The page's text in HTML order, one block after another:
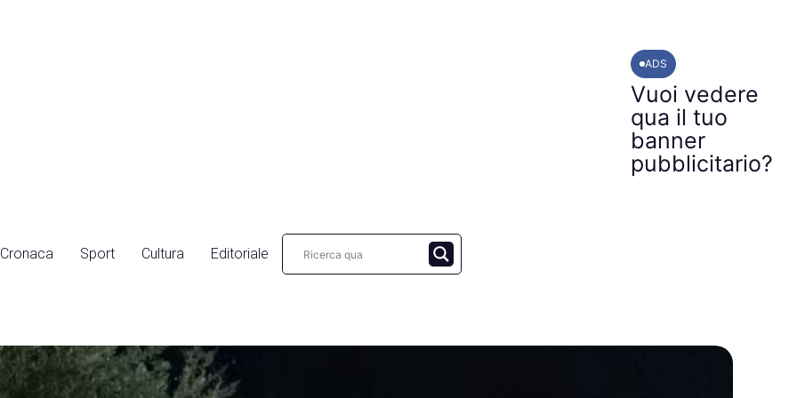
ADS
Vuoi vedere
qua il tuo
banner
pubblicitario?
Cronaca Sport Cultura Editoriale